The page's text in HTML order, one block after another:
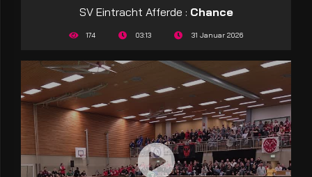
SV Eintracht Afferde : Chance
174 03:13 31 Januar 2026